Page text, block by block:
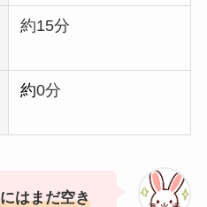
約15分
約0分
はまだ空き